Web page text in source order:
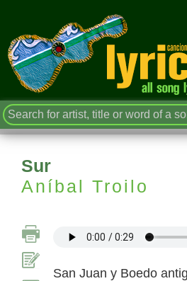
Sur
Aníbal Troilo
San Juan y Boedo